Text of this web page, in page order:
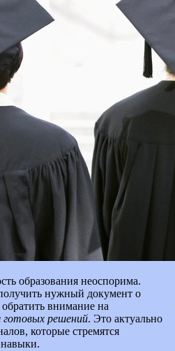
образования неоспорима.
нужный документ о
внимание на
готовых решений. Это актуально
которые стремятся
навыки.